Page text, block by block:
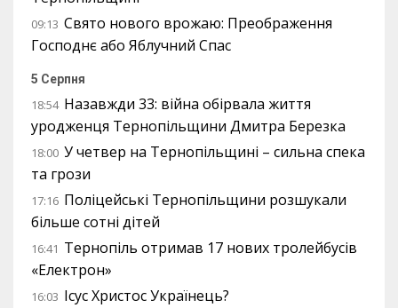
09:13 Свято нового врожаю: Преображення
Господнє або Яблучний Спас
5 Серпня
18:54 Назавжди 33: війна обірвала життя
уродженця Тернопільщини Дмитра Березка
18:00 У четвер на Тернопільщині – сильна спека
та грози
17:16 Поліцейські Тернопільщини розшукали
більше сотні дітей
16:41 Тернопіль отримав 17 нових тролейбусів
«Електрон»
16:03 Ісус Христос Українець?